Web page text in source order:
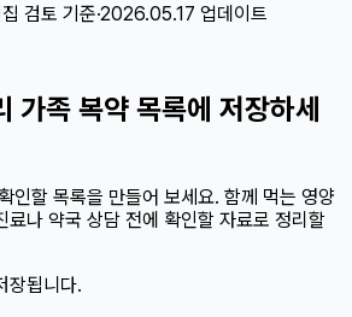
검토 기준·2026.05.17 업데이트
가족 복약 목록에 저장하세
인할 목록을 만들어 보세요. 함께 먹는 영양
료나 약국 상담 전에 확인할 자료로 정리할
장됩니다.